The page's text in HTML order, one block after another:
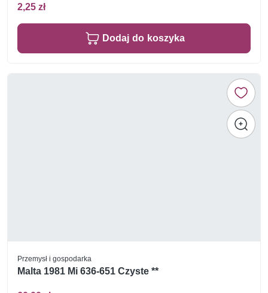
2,25 zł
Dodaj do koszyka
Przemysł i gospodarka
Malta 1981 Mi 636-651 Czyste **